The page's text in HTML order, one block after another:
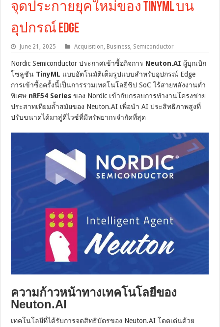
จุดประกายยุคใหม่ของ TinyML บน
อุปกรณ์ Edge
June 21, 2025 Acquisition, Business, Semiconductor
Nordic Semiconductor ประกาศเข้าซื้อกิจการ Neuton.AI ผู้บุกเบิก
โซลูชัน TinyML แบบอัตโนมัติเต็มรูปแบบสำหรับอุปกรณ์ Edge
การเข้าซื้อครั้งนี้เป็นการรวมเทคโนโลยีชิป SoC ไร้สายพลังงานต่ำ
พิเศษ nRF54 Series ของ Nordic เข้ากับกรอบการทำงานโครงข่าย
ประสาทเทียมล้ำสมัยของ Neuton.AI เพื่อนำ AI ประสิทธิภาพสูงที่
ปรับขนาดได้มาสู่ดีไวซ์ที่มีทรัพยากรจำกัดที่สุด
ความก้าวหน้าทางเทคโนโลยีของ
Neuton.AI
เทคโนโลยีที่ได้รับการจดสิทธิบัตรของ Neuton.AI โดดเด่นด้วย